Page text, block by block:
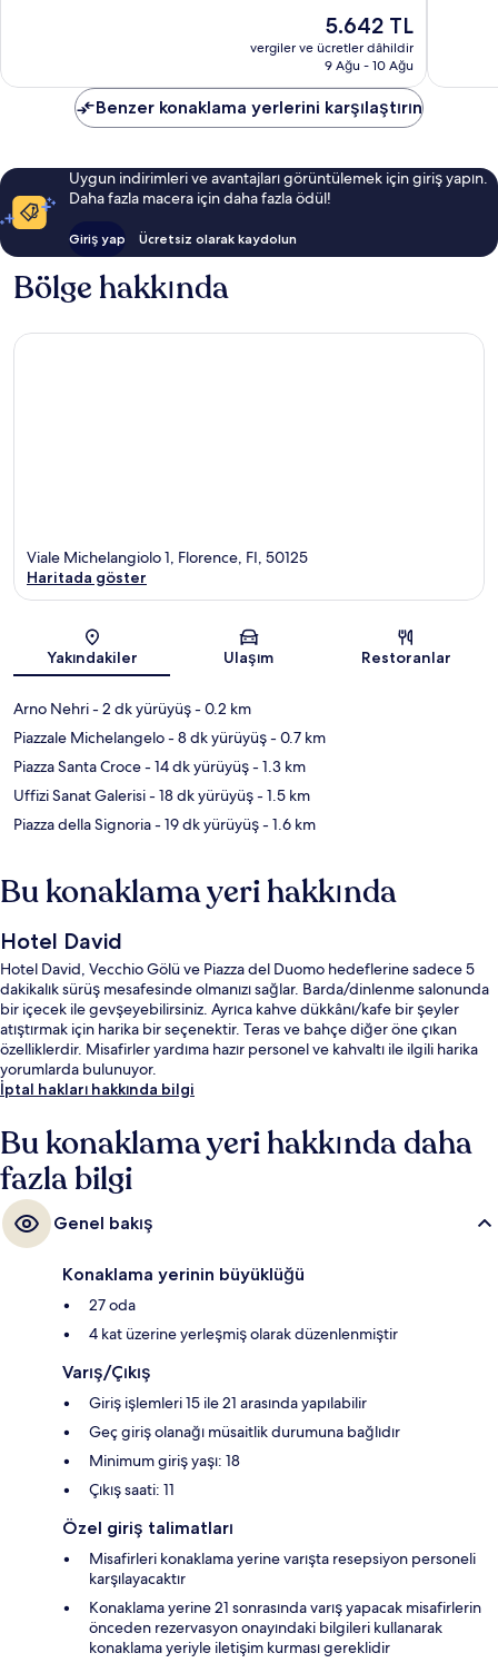
Güncel
fiyat:
5.642 TL
5.642 TL
vergiler ve ücretler dâhildir
9 Ağu - 10 Ağu
Benzer konaklama yerlerini karşılaştırın
Uygun indirimleri ve avantajları görüntülemek için giriş yapın.
Daha fazla macera için daha fazla ödül!
Giriş yap Ücretsiz olarak kaydolun
Bölge hakkında
Harita
Viale Michelangiolo 1, Florence, FI, 50125
Haritada göster
Yakındakiler Ulaşım Restoranlar
Arno Nehri- 2 dk yürüyüş- 0.2 km
Piazzale Michelangelo- 8 dk yürüyüş- 0.7 km
Piazza Santa Croce- 14 dk yürüyüş- 1.3 km
Uffizi Sanat Galerisi- 18 dk yürüyüş- 1.5 km
Piazza della Signoria- 19 dk yürüyüş- 1.6 km
Bu konaklama yeri hakkında
Hotel David
Hotel David, Vecchio Gölü ve Piazza del Duomo hedeflerine sadece 5
dakikalık sürüş mesafesinde olmanızı sağlar. Barda/dinlenme salonunda
bir içecek ile gevşeyebilirsiniz. Ayrıca kahve dükkânı/kafe bir şeyler
atıştırmak için harika bir seçenektir. Teras ve bahçe diğer öne çıkan
özelliklerdir. Misafirler yardıma hazır personel ve kahvaltı ile ilgili harika
yorumlarda bulunuyor.
İptal hakları hakkında bilgi
Bu konaklama yeri hakkında daha
fazla bilgi
Genel bakış
Konaklama yerinin büyüklüğü
27 oda
4 kat üzerine yerleşmiş olarak düzenlenmiştir
Varış/Çıkış
Giriş işlemleri 15 ile 21 arasında yapılabilir
Geç giriş olanağı müsaitlik durumuna bağlıdır
Minimum giriş yaşı: 18
Çıkış saati: 11
Özel giriş talimatları
Misafirleri konaklama yerine varışta resepsiyon personeli
karşılayacaktır
Konaklama yerine 21 sonrasında varış yapacak misafirlerin
önceden rezervasyon onayındaki bilgileri kullanarak
konaklama yeriyle iletişim kurması gereklidir